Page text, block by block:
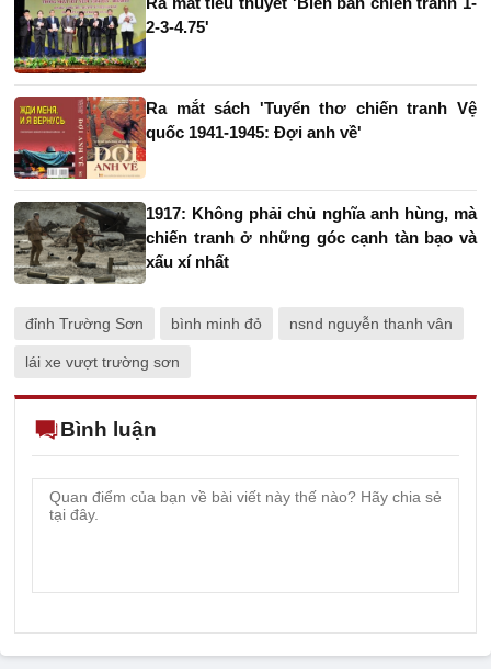
2-3-4.75'
Ra mắt sách 'Tuyển thơ chiến tranh Vệ
quốc 1941-1945: Đợi anh về'
1917: Không phải chủ nghĩa anh hùng, mà
chiến tranh ở những góc cạnh tàn bạo và
xấu xí nhất
đỉnh Trường Sơn bình minh đỏ nsnd nguyễn thanh vân
lái xe vượt trường sơn
Bình luận